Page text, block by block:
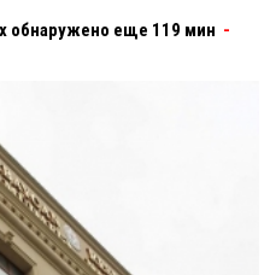
обнаружено еще 119 мин -